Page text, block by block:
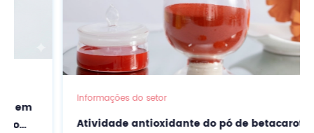
Informações do setor
Atividade antioxidante do pó de betacaroteno